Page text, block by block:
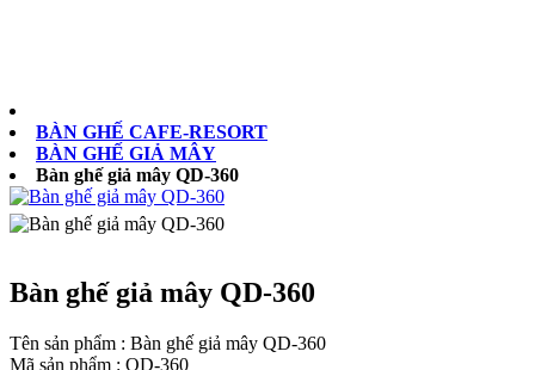
BÀN GHẾ CAFE-RESORT
BÀN GHẾ GIẢ MÂY
Bàn ghế giả mây QD-360
Bàn ghế giả mây QD-360
Tên sản phẩm : Bàn ghế giả mây QD-360
Mã sản phẩm : QD-360